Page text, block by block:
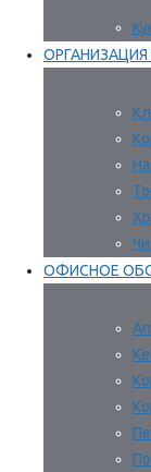
ОФИСНОЕ